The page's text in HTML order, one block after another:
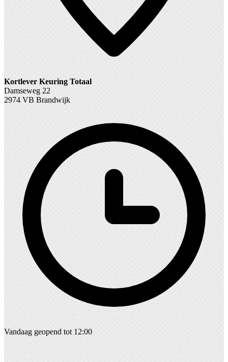
Kortlever Keuring Totaal
Damseweg 22
2974 VB Brandwijk
Vandaag geopend tot 12:00